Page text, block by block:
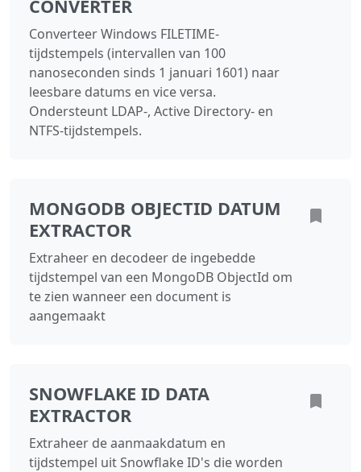
CONVERTER
Converteer Windows FILETIME-
tijdstempels (intervallen van 100
nanoseconden sinds 1 januari 1601) naar
leesbare datums en vice versa.
Ondersteunt LDAP-, Active Directory- en
NTFS-tijdstempels.
MONGODB OBJECTID DATUM
EXTRACTOR
Extraheer en decodeer de ingebedde
tijdstempel van een MongoDB ObjectId om
te zien wanneer een document is
aangemaakt
SNOWFLAKE ID DATA
EXTRACTOR
Extraheer de aanmaakdatum en
tijdstempel uit Snowflake ID's die worden